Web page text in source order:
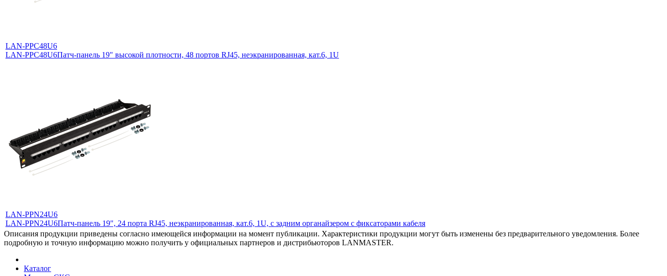
LAN-PPC48U6
LAN-PPC48U6Патч-панель 19" высокой плотности, 48 портов RJ45, неэкранированная, кат.6, 1U
LAN-PPN24U6
LAN-PPN24U6Патч-панель 19", 24 порта RJ45, неэкранированная, кат.6, 1U, с задним органайзером с фиксаторами кабеля
Описания продукции приведены согласно имеющейся информации на момент публикации. Характеристики продукции могут быть изменены без предварительного уведомления. Более
подробную и точную информацию можно получить у официальных партнеров и дистрибьюторов LANMASTER.
Каталог